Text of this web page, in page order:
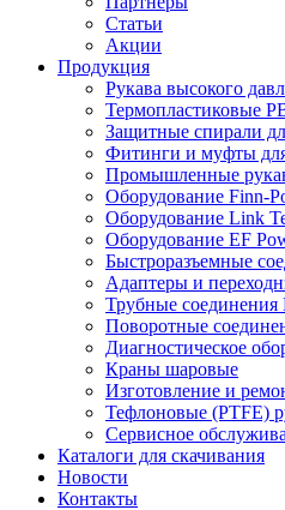
Статьи
Акции
Продукция
Рукава высокого
Термопластиковые
Защитные спирали
Фитинги и муфты
Промышленные
Оборудование Finn-
Оборудование Link
Оборудование EF
Быстроразъемные
Адаптеры и
Трубные соединения
Поворотные
Диагностическое
Краны шаровые
Изготовление и
Тефлоновые (PTFE)
Сервисное
Каталоги для скачивания
Новости
Контакты